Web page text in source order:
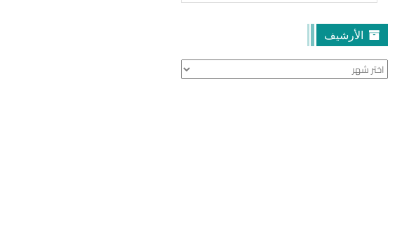
الأرشيف
الأرشيف